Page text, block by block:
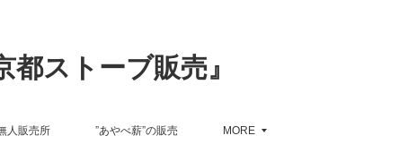
ストーブ販売』
人販売所 ”あやべ薪”の販売 MORE